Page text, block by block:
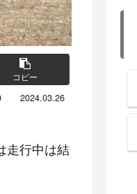
コピー
2024.03.26
走行中は結